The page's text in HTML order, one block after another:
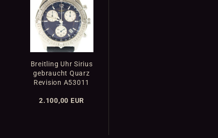
Breitling Uhr Sirius
gebraucht Quarz
Revision A53011
2.100,00 EUR